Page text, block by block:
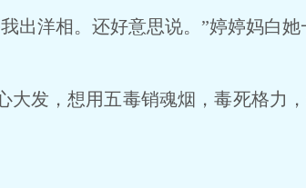
出洋相。还好意思说。”婷婷妈白她
发，想用五毒销魂烟，毒死格力